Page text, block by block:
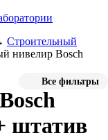
Строительный
нивелир Bosch
Все фильтры
штатив